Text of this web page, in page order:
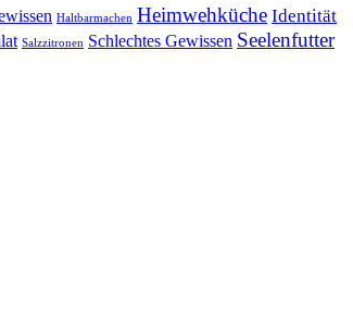
Haltbarmachen Heimwehküche Identität
Salzzitronen Schlechtes Gewissen Seelenfutter